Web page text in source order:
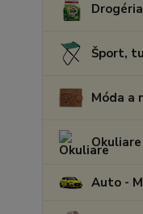
Šport,
Móda a
Okuliare
Auto -